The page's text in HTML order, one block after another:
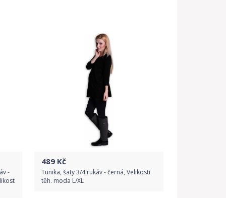
-
489 Kč
Tunika, šaty 3/4 rukáv - černá, Velikosti
těh. moda L/XL